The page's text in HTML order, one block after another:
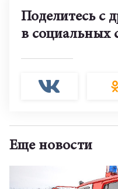
Поделитесь с
в социальных
Еще новости